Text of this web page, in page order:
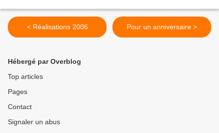
< Réalisations 2006 Pour un anniversaire >
Hébergé par Overblog
Top articles
Pages
Contact
Signaler un abus